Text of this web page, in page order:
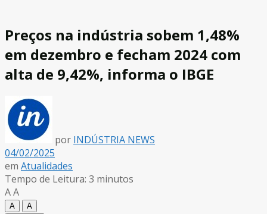
Preços na indústria sobem 1,48%
em dezembro e fecham 2024 com
alta de 9,42%, informa o IBGE
por INDÚSTRIA NEWS
04/02/2025
em Atualidades
Tempo de Leitura: 3 minutos
AA
A
A